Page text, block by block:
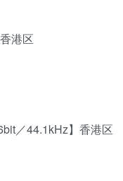
港区
／44.1kHz】香港区